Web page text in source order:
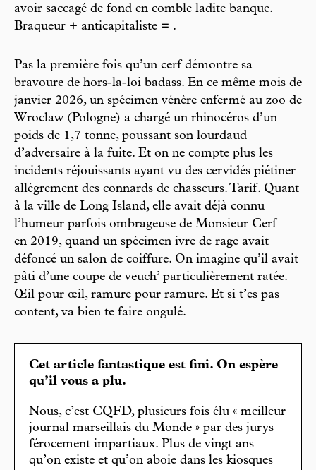
avoir saccagé de fond en comble ladite banque.
Braqueur + anticapitaliste = .
Pas la première fois qu’un cerf démontre sa
bravoure de hors-la-loi badass. En ce même mois de
janvier 2026, un spécimen vénère enfermé au zoo de
Wroclaw (Pologne) a chargé un rhinocéros d’un
poids de 1,7 tonne, poussant son lourdaud
d’adversaire à la fuite. Et on ne compte plus les
incidents réjouissants ayant vu des cervidés piétiner
allégrement des connards de chasseurs. Tarif. Quant
à la ville de Long Island, elle avait déjà connu
l’humeur parfois ombrageuse de Monsieur Cerf
en 2019, quand un spécimen ivre de rage avait
défoncé un salon de coiffure. On imagine qu’il avait
pâti d’une coupe de veuch’ particulièrement ratée.
Œil pour œil, ramure pour ramure. Et si t’es pas
content, va bien te faire ongulé.
Cet article fantastique est fini. On espère
qu’il vous a plu.
Nous, c’est CQFD, plusieurs fois élu « meilleur
journal marseillais du Monde » par des jurys
férocement impartiaux. Plus de vingt ans
qu’on existe et qu’on aboie dans les kiosques